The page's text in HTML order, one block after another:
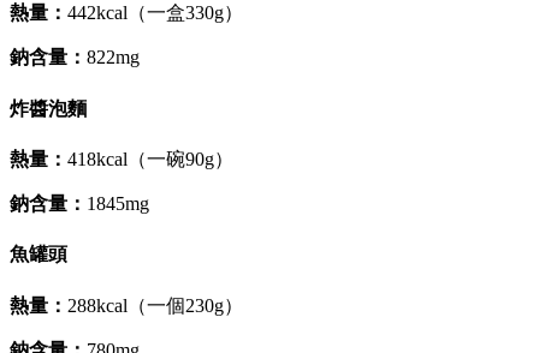
熱量： 442kcal（一盒330g）
鈉含量： 822mg
炸醬泡麵
熱量： 418kcal（一碗90g）
鈉含量： 1845mg
魚罐頭
熱量： 288kcal（一個230g）